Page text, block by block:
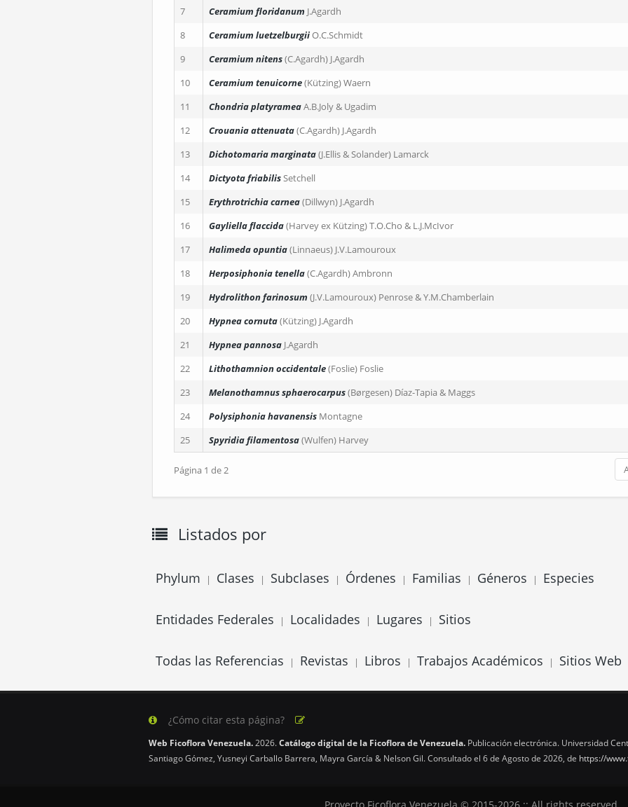
7
Ceramium floridanum J.Agardh
8
Ceramium luetzelburgiiO.C.Schmidt
9
Ceramium nitens(C.Agardh) J.Agardh
10
Ceramium tenuicorne(Kützing) Waern
11
Chondria platyrameaA.B.Joly & Ugadim
12
Crouania attenuata(C.Agardh) J.Agardh
13
Dichotomaria marginata(J.Ellis & Solander) Lamarck
14
Dictyota friabilisSetchell
15
Erythrotrichia carnea(Dillwyn) J.Agardh
16
Gayliella flaccida(Harvey ex Kützing) T.O.Cho & L.J.McIvor
17
Halimeda opuntia(Linnaeus) J.V.Lamouroux
18
Herposiphonia tenella(C.Agardh) Ambronn
19
Hydrolithon farinosum (J.V.Lamouroux) Penrose & Y.M.Chamberlain
20
Hypnea cornuta(Kützing) J.Agardh
21
Hypnea pannosa J.Agardh
22
Lithothamnion occidentale(Foslie) Foslie
23
Melanothamnus sphaerocarpus(Børgesen) Díaz-Tapia & Maggs
24
Polysiphonia havanensis Montagne
25
Spyridia filamentosa(Wulfen) Harvey
Página 1 de 2
Listados por
Phylum | Clases | Subclases | Órdenes | Familias | Géneros | Especies
Entidades Federales | Localidades | Lugares | Sitios
Todas las Referencias | Revistas | Libros | Trabajos Académicos | Sitios Web
¿Cómo citar esta página?
Web Ficoflora Venezuela.2026.Catálogo digital de la Ficoflora de Venezuela. Publicación electrónica. Universidad
Santiago Gómez, Yusneyi Carballo Barrera, Mayra García & Nelson Gil. Consultado el 6 de Agosto de 2026, de https://